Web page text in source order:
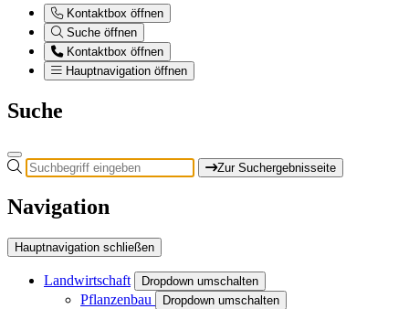
Kontaktbox öffnen
Suche öffnen
Kontaktbox öffnen
Hauptnavigation öffnen
Suche
Zur Suchergebnisseite
Navigation
Hauptnavigation schließen
Landwirtschaft Dropdown umschalten
Pflanzenbau Dropdown umschalten